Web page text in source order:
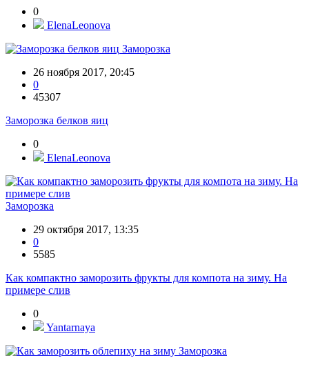
0
ElenaLeonova
Заморозка
26 ноября 2017, 20:45
0
45307
Заморозка белков яиц
0
ElenaLeonova
Заморозка
29 октября 2017, 13:35
0
5585
Как компактно заморозить фрукты для компота на зиму. На
примере слив
0
Yantarnaya
Заморозка